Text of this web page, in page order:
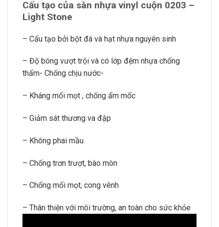
Cấu tạo của sàn nhựa vinyl cuộn 0203 –
Light Stone
– Cấu tạo bởi bột đá và hạt nhựa nguyên sinh
– Độ bóng vượt trội và có lớp đệm nhựa chống
thấm- Chống chịu nước-
– Kháng mối mọt , chống ẩm mốc
– Giảm sát thương va đập
– Không phai mầu
– Chống trơn trượt, bào mòn
– Chống mối mọt, cong vênh
– Thân thiện với môi trường, an toàn cho sức khỏe